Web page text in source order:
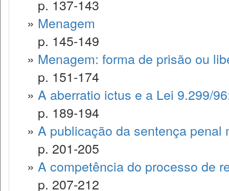
p. 137-143
» Menagem
p. 145-149
» Menagem: forma de prisão ou
p. 151-174
» A aberratio ictus e a Lei 9.299/
p. 189-194
» A publicação da sentença penal
p. 201-205
» A competência do processo de
p. 207-212